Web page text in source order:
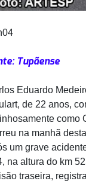
Tupãense
Eduardo
de 22 anos,
como
na manhã
um grave
na altura do km
traseira,